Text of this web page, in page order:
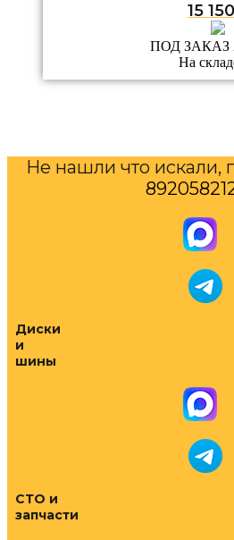
15 150
ПОД ЗАКАЗ
На
Не нашли что искали,
Диски
и
шины
СТО и
запчасти